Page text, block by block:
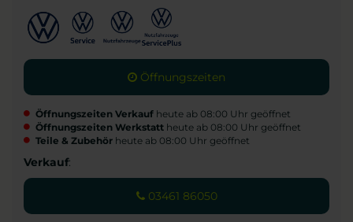
Öffnungszeiten
Öffnungszeiten Verkaufheute ab 08:00 Uhr geöffnet
Öffnungszeiten Werkstattheute ab 08:00 Uhr geöffnet
Teile & Zubehörheute ab 08:00 Uhr geöffnet
Verkauf:
03461 86050